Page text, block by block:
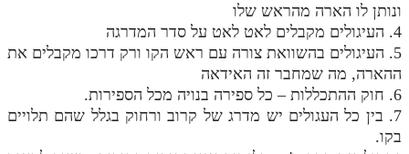
ונותן לו הארה מהראש שלו
4. העיגולים מקבלים לאט לאט על סדר המדרגה
5. העיגולים בהשוואת צורה עם ראש הקו ורק דרכו מקבלים את
ההארה, מה שמחבר זה האידאה
6. חוק ההתכללות – כל ספירה בנויה מכל הספירות.
7. בין כל העגולים יש מדרג של קרוב ורחוק בגלל שהם תלויים
בקו.